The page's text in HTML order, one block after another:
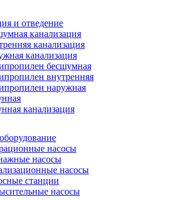
и отведение
канализация
канализация
канализация
бесшумная
внутренняя
наружная
канализация
насосы
насосы
насосы
станции
насосы